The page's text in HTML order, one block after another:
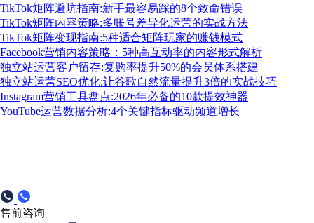
TikTok矩阵避坑指南:新手最容易踩的8个致命错误
TikTok矩阵内容策略:多账号差异化运营的实战方法
TikTok矩阵变现指南:5种适合矩阵玩家的赚钱模式
Facebook营销内容策略：5种高互动率的内容形式解析
独立站运营客户留存:复购率提升50%的会员体系搭建
独立站运营SEO优化:让谷歌自然流量提升3倍的实战技巧
Instagram营销工具盘点:2026年必备的10款提效神器
YouTube运营数据分析:4个关键指标驱动频道增长
售前咨询